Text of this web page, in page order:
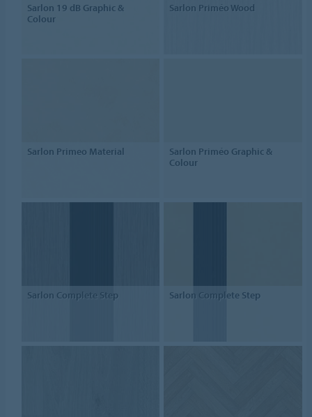
Sarlon 19 dB Graphic &
Colour
Sarlon Priméo Wood
Sarlon Primeo Material
Sarlon Priméo Graphic &
Colour
Sarlon Complete Step Sarlon Complete Step